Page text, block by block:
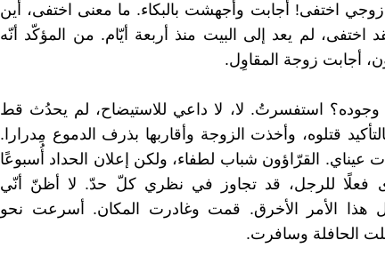
اختفى! أجابت وأجهشت بالبكاء. ما معنى اختفى، أين
لم يعد إلى البيت منذ أربعة أيّام. من المؤكّد أنّه
أجابت زوجة المقاوِل.
وجوده؟ استفسرتُ. لا، لا داعي للاستيضاح، لم يحدُث قط
قتلوه، وأخذت الزوجة وأقاربها بذرف الدموع مِدرارا.
القرّاؤون شباب لطفاء، ولكن إعلان الحداد أُسبوعًا
فعلًا للرجل، قد تجاوز في نظري كلّ حدّ. لا أظنّ أنّي
الأمر الأخرق. قمت وغادرت المكان. أسرعت نحو
الحافلة وسافرت.